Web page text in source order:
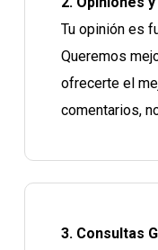
Tu opinión es
Queremos
ofrecerte el
comentarios,
3. Consultas